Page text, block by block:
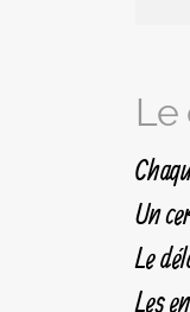
Le
Un
Le
Les